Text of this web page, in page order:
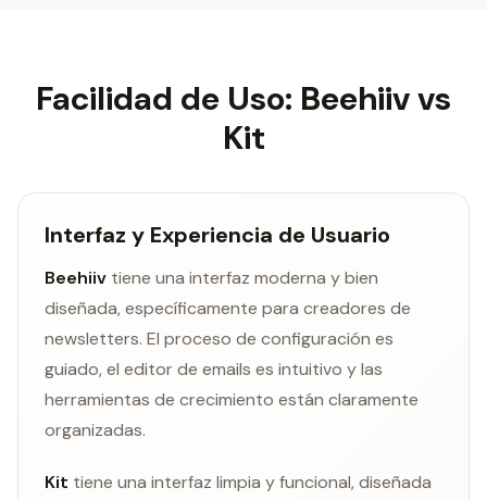
Facilidad de Uso: Beehiiv vs
Kit
Interfaz y Experiencia de Usuario
Beehiiv tiene una interfaz moderna y bien
diseñada, específicamente para creadores de
newsletters. El proceso de configuración es
guiado, el editor de emails es intuitivo y las
herramientas de crecimiento están claramente
organizadas.
Kit tiene una interfaz limpia y funcional, diseñada